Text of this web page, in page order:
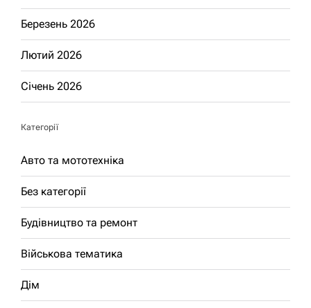
Березень 2026
Лютий 2026
Січень 2026
Категорії
Авто та мототехніка
Без категорії
Будівництво та ремонт
Військова тематика
Дім